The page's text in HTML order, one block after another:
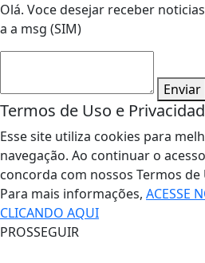
Olá. Voce desejar receber
a a msg (SIM)
Enviar
Termos de Uso e
Esse site utiliza cookies para
navegação. Ao continuar o
concorda com nossos Termos de
Para mais informações, ACESSE
CLICANDO AQUI
PROSSEGUIR